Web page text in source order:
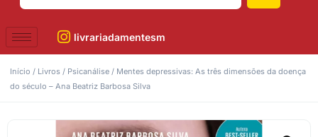
livrariadamentesm
Início / Livros / Psicanálise / Mentes depressivas: As três dimensões da doença
do século – Ana Beatriz Barbosa Silva